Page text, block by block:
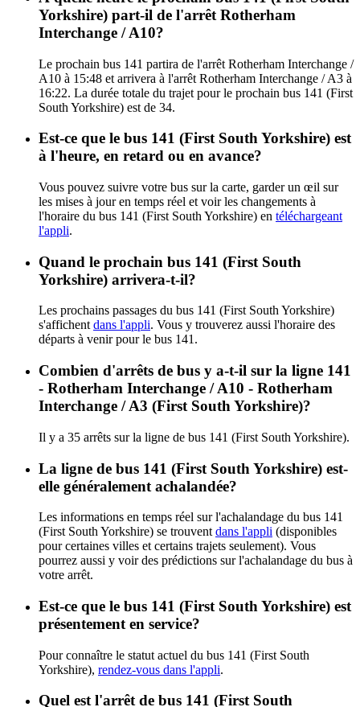
Yorkshire) part-il de l'arrêt Rotherham
Interchange / A10?
Le prochain bus 141 partira de l'arrêt Rotherham Interchange /
A10 à 15:48 et arrivera à l'arrêt Rotherham Interchange / A3 à
16:22. La durée totale du trajet pour le prochain bus 141 (First
South Yorkshire) est de 34.
Est-ce que le bus 141 (First South Yorkshire) est
à l'heure, en retard ou en avance?
Vous pouvez suivre votre bus sur la carte, garder un œil sur
les mises à jour en temps réel et voir les changements à
l'horaire du bus 141 (First South Yorkshire) en téléchargeant
l'appli.
Quand le prochain bus 141 (First South
Yorkshire) arrivera-t-il?
Les prochains passages du bus 141 (First South Yorkshire)
s'affichent dans l'appli. Vous y trouverez aussi l'horaire des
départs à venir pour le bus 141.
Combien d'arrêts de bus y a-t-il sur la ligne 141
- Rotherham Interchange / A10 - Rotherham
Interchange / A3 (First South Yorkshire)?
Il y a 35 arrêts sur la ligne de bus 141 (First South Yorkshire).
La ligne de bus 141 (First South Yorkshire) est-
elle généralement achalandée?
Les informations en temps réel sur l'achalandage du bus 141
(First South Yorkshire) se trouvent dans l'appli (disponibles
pour certaines villes et certains trajets seulement). Vous
pourrez aussi y voir des prédictions sur l'achalandage du bus à
votre arrêt.
Est-ce que le bus 141 (First South Yorkshire) est
présentement en service?
Pour connaître le statut actuel du bus 141 (First South
Yorkshire), rendez-vous dans l'appli.
Quel est l'arrêt de bus 141 (First South